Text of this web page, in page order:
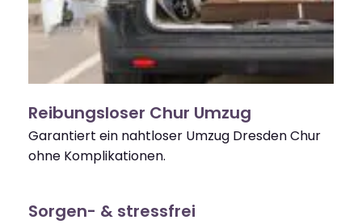
Reibungsloser Chur Umzug
Garantiert ein nahtloser Umzug Dresden Chur
ohne Komplikationen.
Sorgen- & stressfrei